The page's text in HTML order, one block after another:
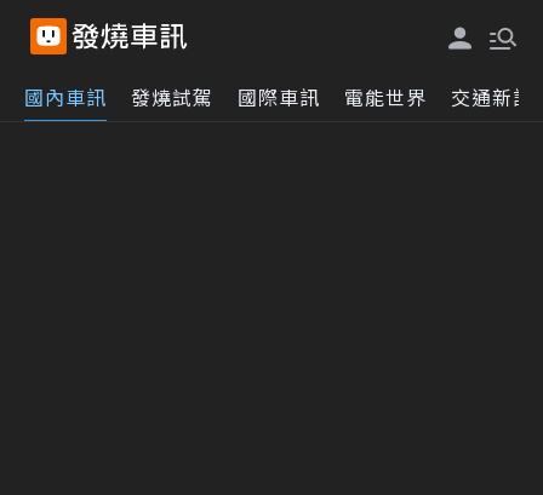
國內車訊 發燒試駕 國際車訊 電能世界 交通新訊